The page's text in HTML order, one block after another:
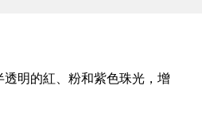
明的紅、粉和紫色珠光，增